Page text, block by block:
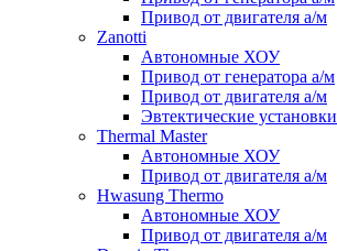
Привод от двигателя а/м
Zanotti
Автономные ХОУ
Привод от генератора а/м
Привод от двигателя а/м
Эвтектические установки
Thermal Master
Автономные ХОУ
Привод от двигателя а/м
Hwasung Thermo
Автономные ХОУ
Привод от двигателя а/м